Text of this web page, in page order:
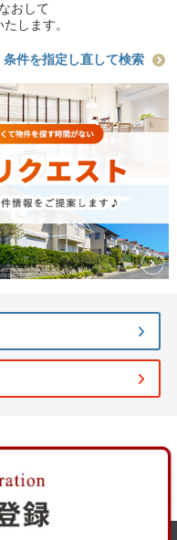
おして
します。
条件を指定し直して検索